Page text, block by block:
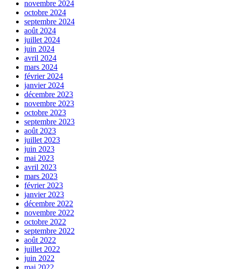
novembre 2024
octobre 2024
septembre 2024
août 2024
juillet 2024
juin 2024
avril 2024
mars 2024
février 2024
janvier 2024
décembre 2023
novembre 2023
octobre 2023
septembre 2023
août 2023
juillet 2023
juin 2023
mai 2023
avril 2023
mars 2023
février 2023
janvier 2023
décembre 2022
novembre 2022
octobre 2022
septembre 2022
août 2022
juillet 2022
juin 2022
mai 2022